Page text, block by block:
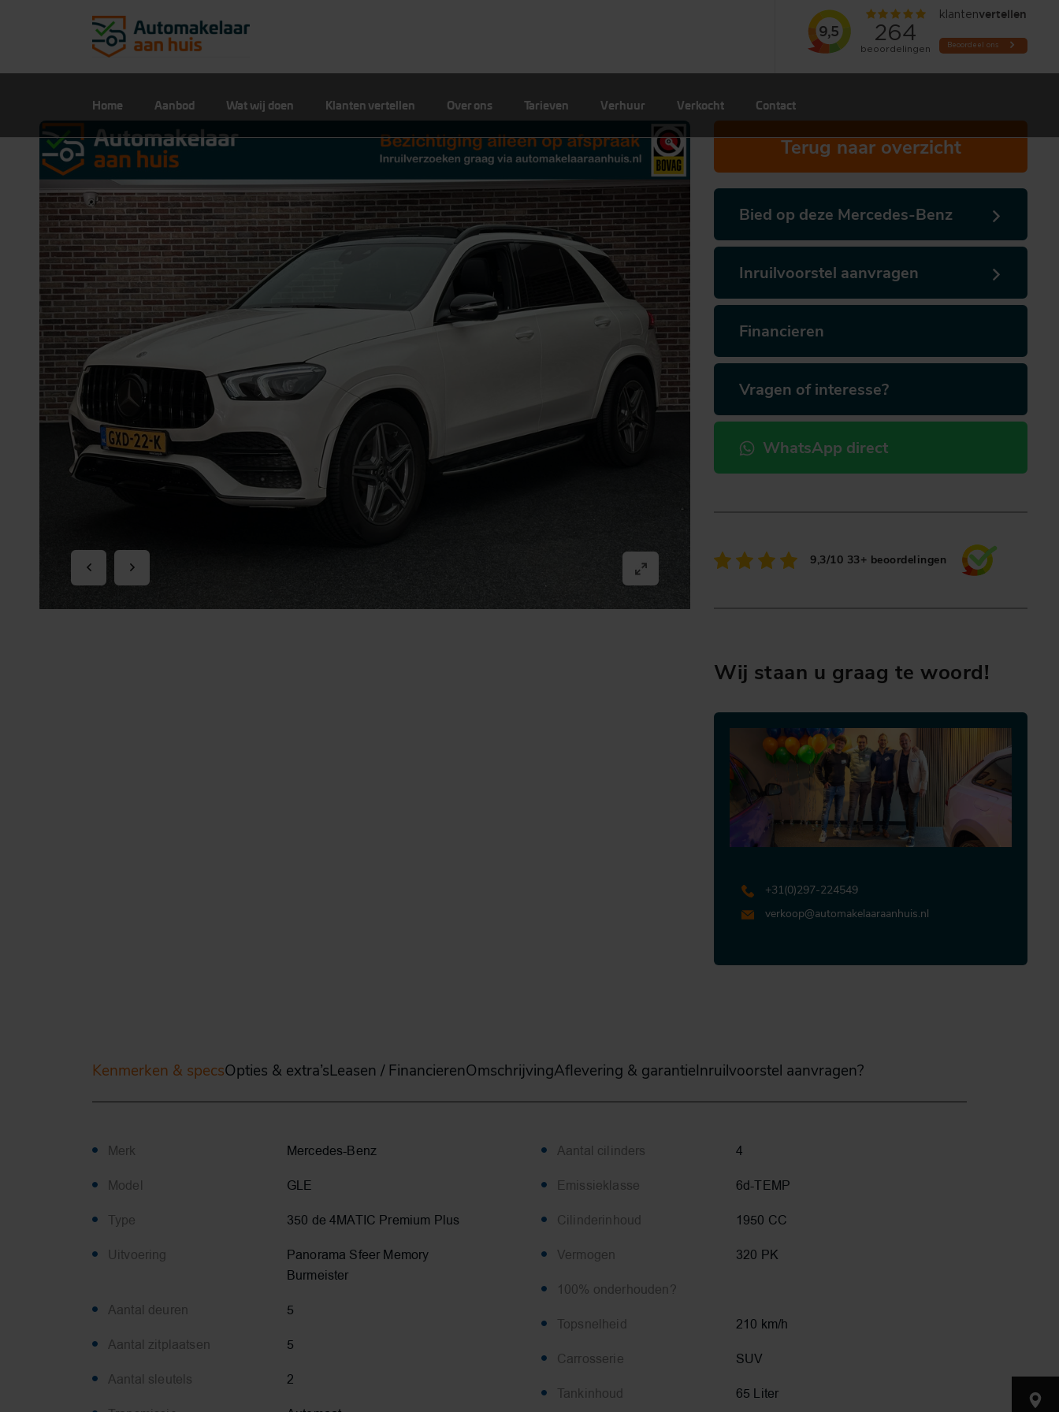
Home Aanbod Wat wij doen Klanten vertellen Over ons Tarieven Verhuur Verkocht Contact
Terug naar overzicht
Bied op deze Mercedes-Benz
Inruilvoorstel aanvragen
Financieren
Vragen of interesse?
WhatsApp direct
9,3/10 33+ beoordelingen
Wij staan u graag te woord!
+31 (0)297-224549
verkoop@automakelaaraanhuis.nl
Kenmerken & specsOpties & extra’sLeasen / FinancierenOmschrijvingAflevering & garantieInruilvoorstel aanvragen?
Merk
Mercedes-Benz
Model
GLE
Type
350 de 4MATIC Premium Plus
Uitvoering
Panorama Sfeer Memory
Burmeister
Aantal deuren
5
Aantal zitplaatsen
5
Aantal sleutels
2
Aantal cilinders
4
Emissieklasse
6d-TEMP
Cilinderinhoud
1950 CC
Vermogen
320 PK
100% onderhouden?
Topsnelheid
210 km/h
Carrosserie
SUV
Tankinhoud
65 Liter